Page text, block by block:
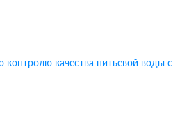
качества питьевой воды с